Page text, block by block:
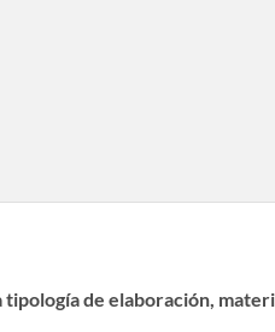
tipología de elaboración,